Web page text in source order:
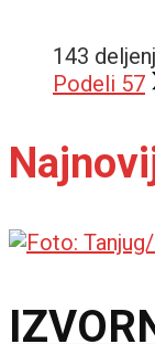
143
Podeli 57